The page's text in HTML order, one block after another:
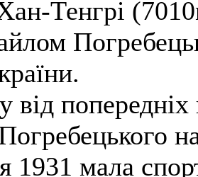
Тенгрі
від
1931 мала